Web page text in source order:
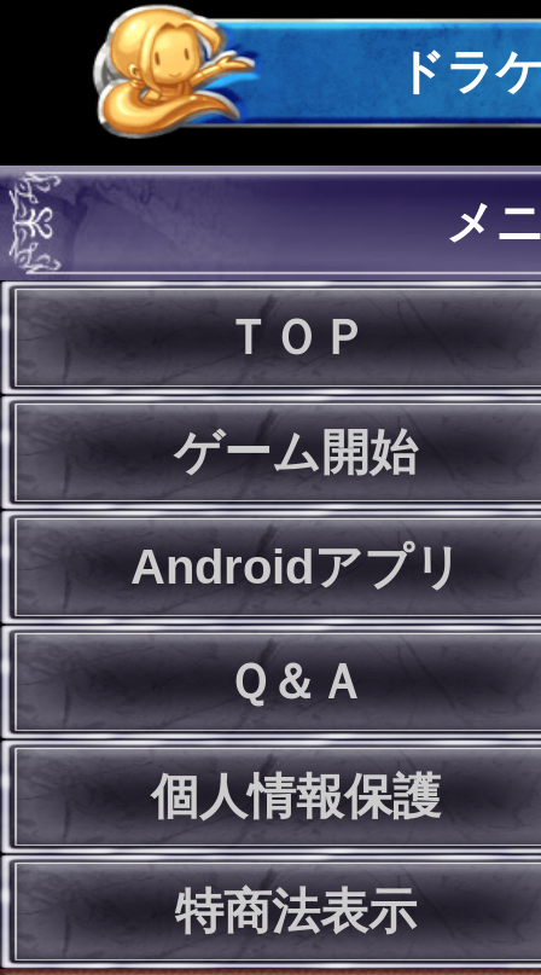
ドラ
メ
ＴＯＰ
ゲーム開始
Androidアプリ
Ｑ＆Ａ
個人情報保護
特商法表示